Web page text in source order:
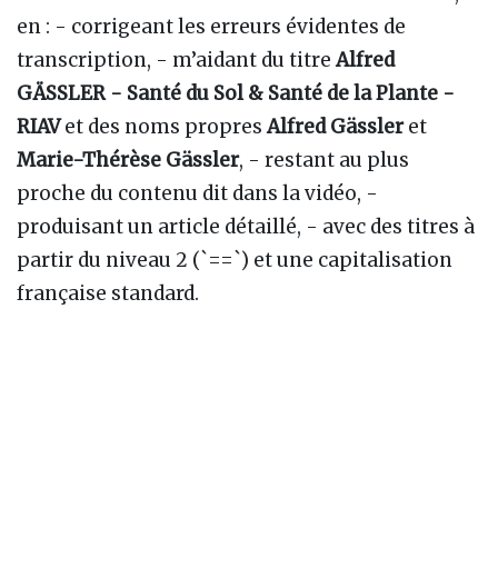
en : - corrigeant les erreurs évidentes de
transcription, - m’aidant du titreAlfred
GÄSSLER - Santé du Sol & Santé de la Plante -
RIAVet des noms propresAlfred Gässleret
Marie-Thérèse Gässler, - restant au plus
proche du contenu dit dans la vidéo, -
produisant un article détaillé, - avec des titres à
partir du niveau 2 (`==`) et une capitalisation
française standard.